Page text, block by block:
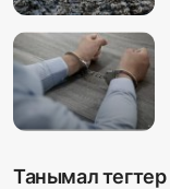
Танымал тегтер